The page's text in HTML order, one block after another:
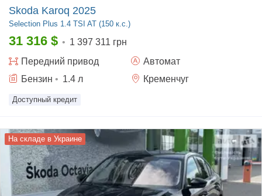
Skoda Karoq 2025
Selection Plus 1.4 TSI AT (150 к.с.)
31 316 $ • 1 397 311 грн
Передний привод
Автомат
Бензин • 1.4 л Кременчуг
Доступный кредит
На складе в Украине